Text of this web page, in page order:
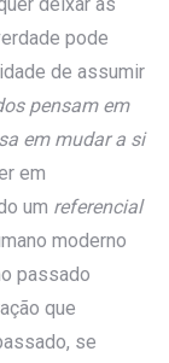
pode
de assumir
pensam em
em mudar a si
em
um referencial
moderno
passado
que
se